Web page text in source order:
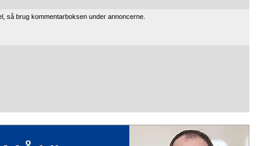
så brug kommentarboksen under annoncerne.